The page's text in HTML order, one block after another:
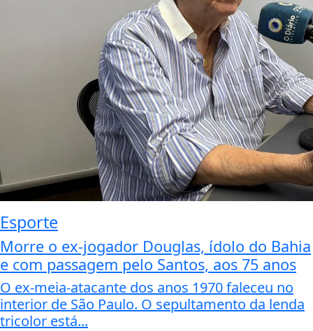
Esporte
Morre o ex-jogador Douglas, ídolo do Bahia
e com passagem pelo Santos, aos 75 anos
O ex-meia-atacante dos anos 1970 faleceu no
interior de São Paulo. O sepultamento da lenda
tricolor está...